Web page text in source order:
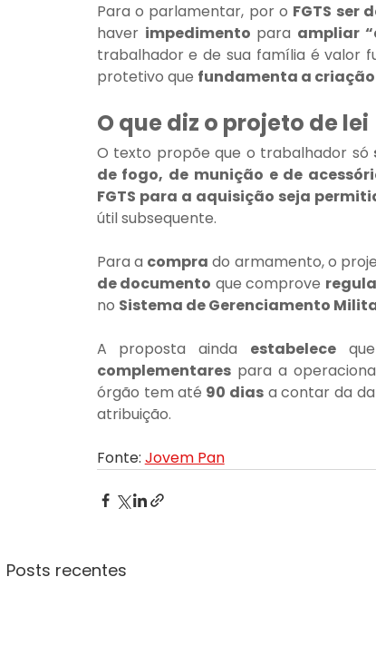
Para o parlamentar, por o FGTS ser
haver impedimento para ampliar
trabalhador e de sua família é valor
protetivo que fundamenta a criação
O que diz o projeto de lei
O texto propõe que o trabalhador só
de fogo, de munição e de
FGTS para a aquisição seja
útil subsequente.
Para a compra do armamento, o
de documento que comprove
no Sistema de Gerenciamento
A proposta ainda estabelece
complementares para a
órgão tem até 90 dias a contar da
atribuição.
Fonte: Jovem Pan
Posts recentes